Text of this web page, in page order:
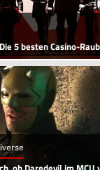
5 besten Casino-